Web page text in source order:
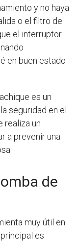
y no haya
o el filtro de
el interruptor
en buen estado
es un
seguridad en el
realiza un
a prevenir una
de
muy útil en
es